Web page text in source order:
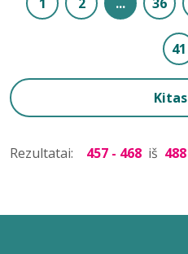
41
Kitas
Rezultatai: 457 - 468 iš 488